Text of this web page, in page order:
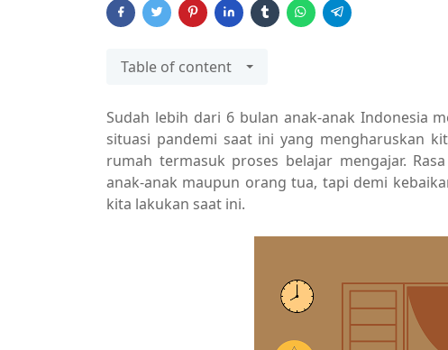
Table of content
Sudah lebih dari 6 bulan anak-anak Indonesia
situasi pandemi saat ini yang mengharuskan
rumah termasuk proses belajar mengajar.
anak-anak maupun orang tua, tapi demi
kita lakukan saat ini.